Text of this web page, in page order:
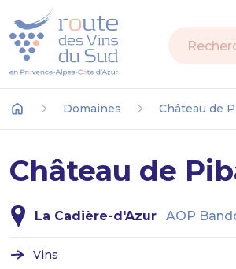
Domaines Château de
Château de
La Cadière-d'Azur AOP
Vins